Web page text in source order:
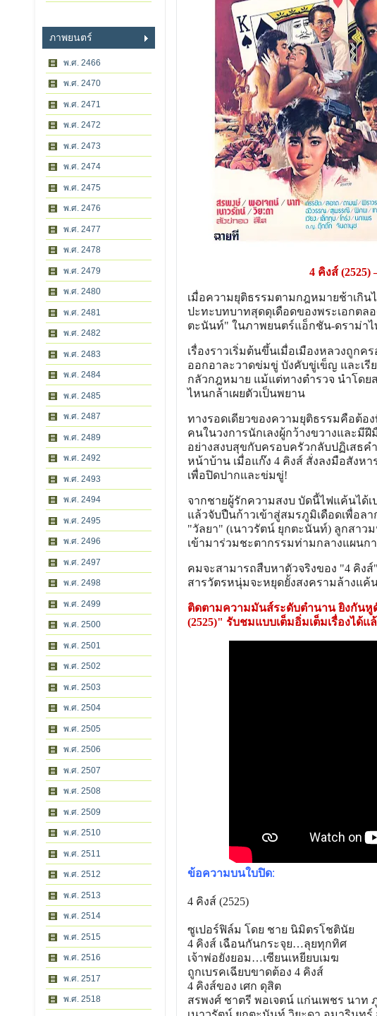
ภาพยนตร์
พ.ศ. 2466
พ.ศ. 2470
พ.ศ. 2471
พ.ศ. 2472
พ.ศ. 2473
พ.ศ. 2474
พ.ศ. 2475
พ.ศ. 2476
พ.ศ. 2477
พ.ศ. 2478
พ.ศ. 2479
พ.ศ. 2480
พ.ศ. 2481
พ.ศ. 2482
พ.ศ. 2483
พ.ศ. 2484
พ.ศ. 2485
พ.ศ. 2487
พ.ศ. 2489
พ.ศ. 2492
พ.ศ. 2493
พ.ศ. 2494
พ.ศ. 2495
พ.ศ. 2496
พ.ศ. 2497
พ.ศ. 2498
พ.ศ. 2499
พ.ศ. 2500
พ.ศ. 2501
พ.ศ. 2502
พ.ศ. 2503
พ.ศ. 2504
พ.ศ. 2505
พ.ศ. 2506
พ.ศ. 2507
พ.ศ. 2508
พ.ศ. 2509
พ.ศ. 2510
พ.ศ. 2511
พ.ศ. 2512
พ.ศ. 2513
พ.ศ. 2514
พ.ศ. 2515
พ.ศ. 2516
พ.ศ. 2517
พ.ศ. 2518
4 คิงส์
เมื่อความยุติธรรมตามกฎหมายช้าเกิน
ปะทะบทบาทสุดดุเดือดของพระเอกตล
ตะนันท์" ในภาพยนตร์แอ็กชัน-ดราม่าไ
เรื่องราวเริ่มต้นขึ้นเมื่อเมืองหลวงถูกค
ออกอาละวาดข่มขู่ บังคับขู่เข็ญ และเรี
กลัวกฎหมาย แม้แต่ทางตำรวจ นำโด
ไหนกล้าเผยตัวเป็นพยาน
ทางรอดเดียวของความยุติธรรมคือต้อ
คนในวงการนักเลงผู้กว้างขวางและมี
อย่างสงบสุขกับครอบครัวกลับปฏิเสธค
หน้าบ้าน เมื่อแก๊ง 4 คิงส์ สั่งลงมือสังห
เพื่อปิดปากและข่มขู่!
จากชายผู้รักความสงบ บัดนี้ไฟแค้นได้
แล้วจับปืนก้าวเข้าสู่สมรภูมิเดือดเพื่อล
"วัลยา" (เนาวรัตน์ ยุกตะนันท์) ลูกสาว
เข้ามาร่วมชะตากรรมท่ามกลางแผนก
คมจะสามารถสืบหาตัวจริงของ "4 คิง
สารวัตรหนุ่มจะหยุดยั้งสงครามล้างแ
ติดตามความมันส์ระดับตำนาน ยิงกัน
(2525)" รับชมแบบเต็มอิ่มเต็มเรื่องได้แ
ข้อความบนใบปิด:
4 คิงส์ (2525)
ซูเปอร์ฟิล์ม โดย ชาย นิมิตรโชตินัย
4 คิงส์ เฉือนกันกระจุย…ลุยทุกทิศ
เจ้าพ่อยังยอม…เซียนเหยียบเมฆ
ถูกเบรคเฉียบขาดต้อง 4 คิงส์
4 คิงส์ของ เศก ดุสิต
สรพงศ์ ชาตรี พอเจตน์ แก่นเพชร นาท